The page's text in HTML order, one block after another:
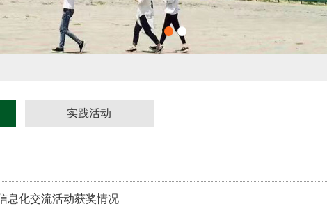
实践活动
息化交流活动获奖情况